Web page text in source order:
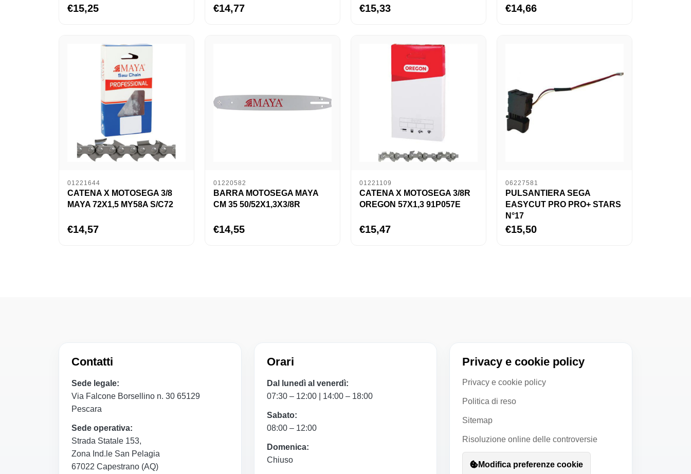
€15,25 €14,77 €15,33 €14,66
01221644
CATENA X MOTOSEGA 3/8
MAYA 72X1,5 MY58A S/C72
€14,57
01220582
BARRA MOTOSEGA MAYA
CM 35 50/52X1,3X3/8R
€14,55
01221109
CATENA X MOTOSEGA 3/8R
OREGON 57X1,3 91P057E
€15,47
06227581
PULSANTIERA SEGA
EASYCUT PRO PRO+ STARS
N°17
€15,50
Contatti
Sede legale:
Via Falcone Borsellino n. 30 65129
Pescara
Sede operativa:
Strada Statale 153,
Zona Ind.le San Pelagia
67022 Capestrano (AQ)
Orari
Dal lunedì al venerdì:
07:30 – 12:00 | 14:00 – 18:00
Sabato:
08:00 – 12:00
Domenica:
Chiuso
Privacy e cookie policy
Privacy e cookie policy
Politica di reso
Sitemap
Risoluzione online delle controversie
Modifica preferenze cookie